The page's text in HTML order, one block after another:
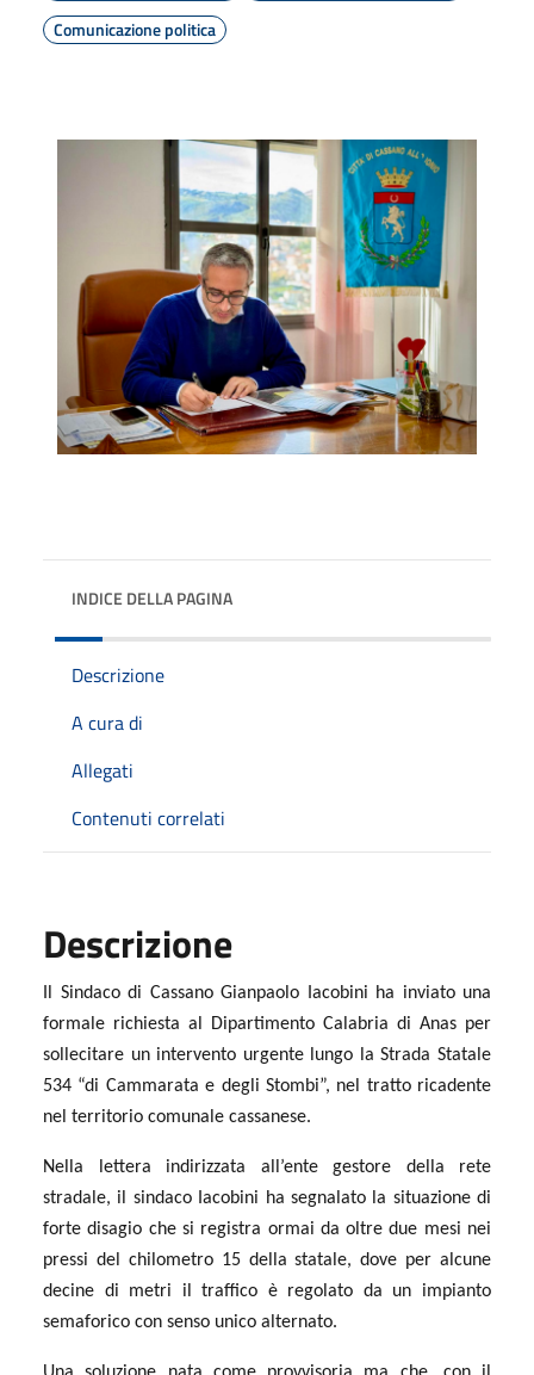
Comunicazione politica
INDICE DELLA PAGINA
Descrizione
A cura di
Allegati
Contenuti correlati
Descrizione
Il Sindaco di Cassano Gianpaolo Iacobini ha inviato una
formale richiesta al Dipartimento Calabria di Anas per
sollecitare un intervento urgente lungo la Strada Statale
534 “di Cammarata e degli Stombi”, nel tratto ricadente
nel territorio comunale cassanese.
Nella lettera indirizzata all’ente gestore della rete
stradale, il sindaco Iacobini ha segnalato la situazione di
forte disagio che si registra ormai da oltre due mesi nei
pressi del chilometro 15 della statale, dove per alcune
decine di metri il traffico è regolato da un impianto
semaforico con senso unico alternato.